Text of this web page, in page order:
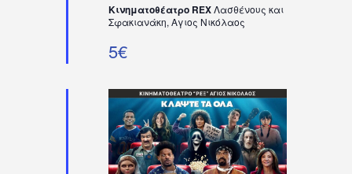
Κινηματοθέατρο REXΛασθένους και
Σφακιανάκη, Αγιος Νικόλαος
5€